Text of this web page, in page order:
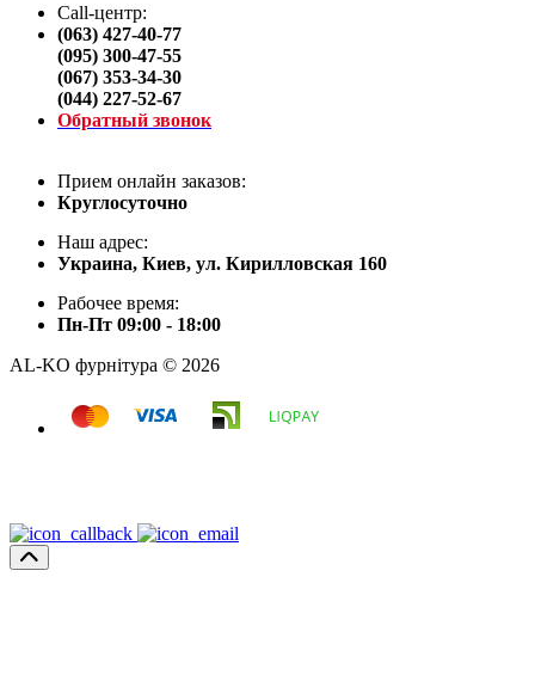
Call-центр:
(063) 427-40-77
(095) 300-47-55
(067) 353-34-30
(044) 227-52-67
Обратный звонок
Прием онлайн заказов:
Круглосуточно
Наш адрес:
Украина, Киев, ул. Кирилловская 160
Рабочее время:
Пн-Пт 09:00 - 18:00
AL-KO фурнітура © 2026